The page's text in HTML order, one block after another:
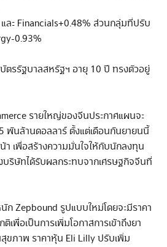
ละ Financials+0.48% ส่วนกลุ่มที่ปรับ
0.93%
รรัฐบาลสหรัฐฯ อายุ 10 ปี ทรงตัวอยู่
รายใหญ่ของจีนประกาศแผนจะ
พันล้านดอลลาร์ ตั้งแต่เดือนกันยายนนี้
า เพื่อสร้างความมั่นใจให้กับนักลงทุน
ริษัทได้รับผลกระทบจากเศรษฐกิจจีนที่
ก Zepbound รูปแบบใหม่โดยจะมีราคา
เพื่อเป็นการเพิ่มโอกาสการเข้าถึงยา
ขภาพ ราคาหุ้น Eli Lilly ปรับเพิ่ม